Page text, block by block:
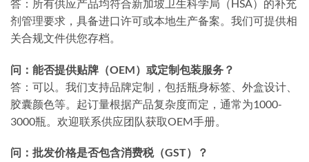
答：所有供应产品均符合新加坡卫生科学局（HSA）的补充
剂管理要求，具备进口许可或本地生产备案。我们可提供相
关合规文件供您存档。
问：能否提供贴牌（OEM）或定制包装服务？
答：可以。我们支持品牌定制，包括瓶身标签、外盒设计、
胶囊颜色等。起订量根据产品复杂度而定，通常为1000-
3000瓶。欢迎联系供应团队获取OEM手册。
问：批发价格是否包含消费税（GST）？